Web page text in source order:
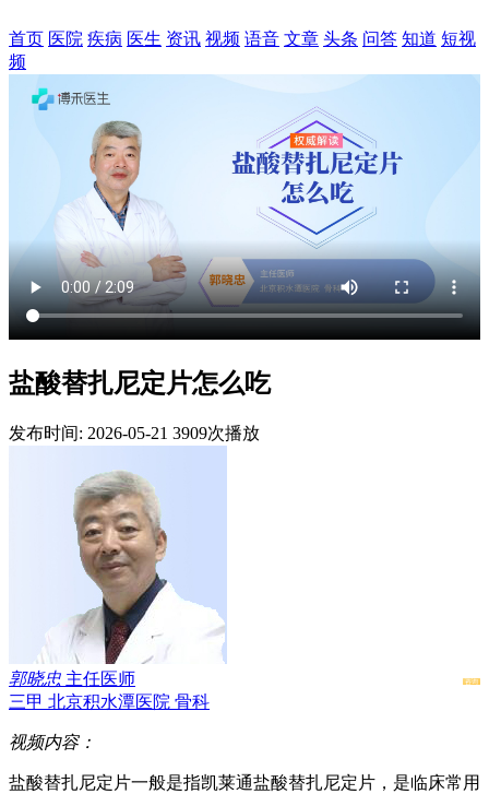
首页 医院 疾病 医生 资讯 视频 语音 文章 头条 问答 知道 短视
频
盐酸替扎尼定片怎么吃
发布时间: 2026-05-21 3909次播放
郭晓忠 主任医师 咨询
三甲 北京积水潭医院 骨科
视频内容：
盐酸替扎尼定片一般是指凯莱通盐酸替扎尼定片，是临床常用